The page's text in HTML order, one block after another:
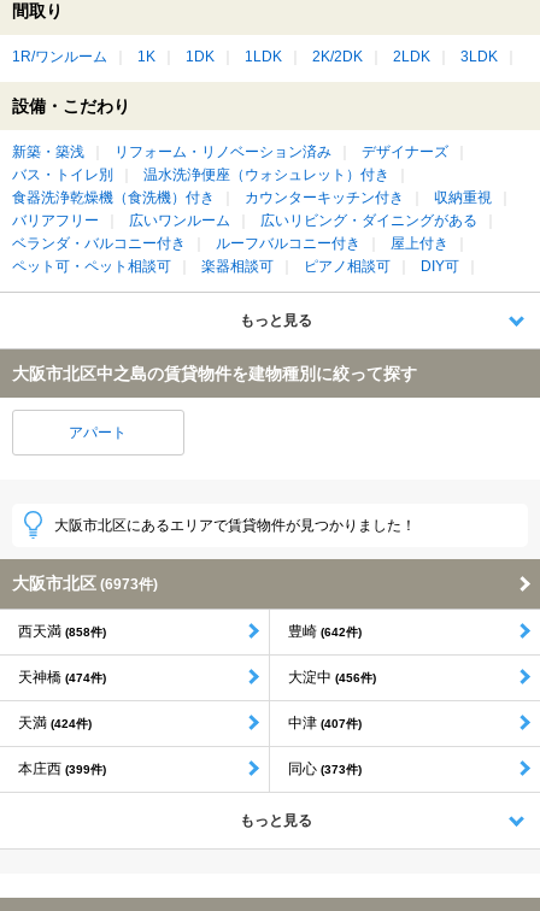
間取り
1R/ワンルーム 1K 1DK 1LDK 2K/2DK 2LDK 3LDK
設備・こだわり
新築・築浅 リフォーム・リノベーション済み
デザイナーズ
バス・トイレ別
温水洗浄便座（ウォシュレット）付き
食器洗浄乾燥機（食洗機）付き
カウンターキッチン付き
収納重視
バリアフリー
広いワンルーム
広いリビング・ダイニングがある
ベランダ・バルコニー付き
ルーフバルコニー付き
屋上付き
ペット可・ペット相談可
楽器相談可 ピアノ相談可 DIY可
もっと見る
大阪市北区中之島の賃貸物件を建物種別に絞って探す
アパート
大阪市北区にあるエリアで賃貸物件が見つかりました！
大阪市北区 (6973件)
西天満 (858件) 豊崎 (642件)
天神橋 (474件) 大淀中 (456件)
天満 (424件) 中津 (407件)
本庄西 (399件) 同心 (373件)
もっと見る